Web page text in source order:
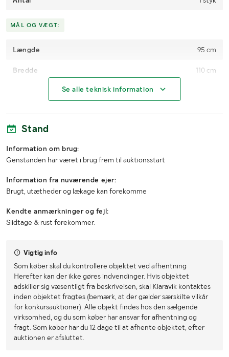
MÅL OG VÆGT:
Længde 95 cm
Bredde 110 cm
Se alle teknisk information
Stand
Information om brug:
Genstanden har været i brug frem til auktionsstart
Information fra nuværende ejer:
Brugt, utætheder og lækage kan forekomme
Kendte anmærkninger og fejl:
Slidtage & rust forekommer.
Vigtig info
Som køber skal du kontrollere objektet ved afhentning
Herefter kan der ikke gøres indvendinger. Hvis objektet
adskiller sig væsentligt fra beskrivelsen, skal Klaravik kontaktes
inden objektet fragtes (bemærk, at der gælder særskilte vilkår
for konkursauktioner). Alle objekt findes hos den sælgende
virksomhed, og du som køber har ansvar for afhentning og
fragt. Som køber har du 12 dage til at afhente objektet, efter
auktionen er afsluttet.